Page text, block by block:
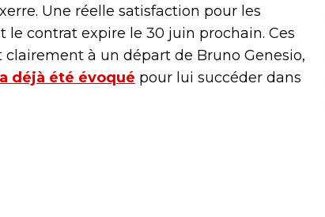
Une réelle satisfaction pour les
contrat expire le 30 juin prochain. Ces
à un départ de Bruno Genesio,
déjà été évoqué pour lui succéder dans